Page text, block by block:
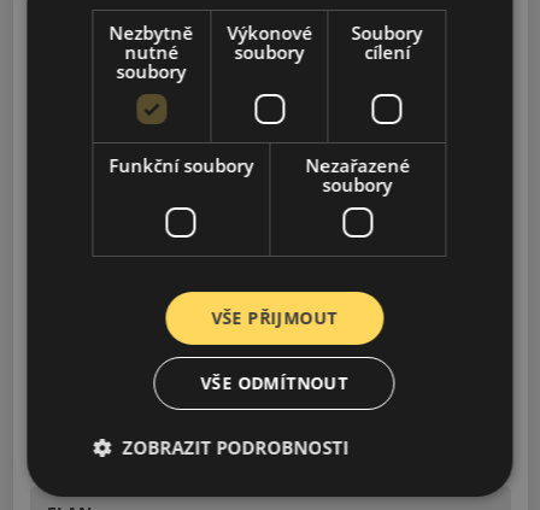
1995-2021
2009-2021
2000-2001, 2004-2021
Nezbytně
nutné
soubory
Výkonové
soubory
Soubory
cílení
Funkční soubory
Nezařazené
soubory
VŠE PŘIJMOUT
VŠE ODMÍTNOUT
ZOBRAZIT PODROBNOSTI